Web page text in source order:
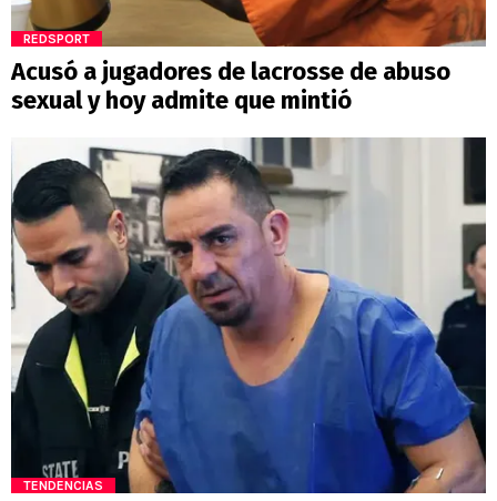
REDSPORT
Acusó a jugadores de lacrosse de abuso
sexual y hoy admite que mintió
TENDENCIAS